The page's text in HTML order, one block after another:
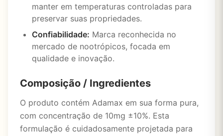
manter em temperaturas controladas para
preservar suas propriedades.
Confiabilidade: Marca reconhecida no
mercado de nootrópicos, focada em
qualidade e inovação.
Composição / Ingredientes
O produto contém Adamax em sua forma pura,
com concentração de 10mg ±10%. Esta
formulação é cuidadosamente projetada para